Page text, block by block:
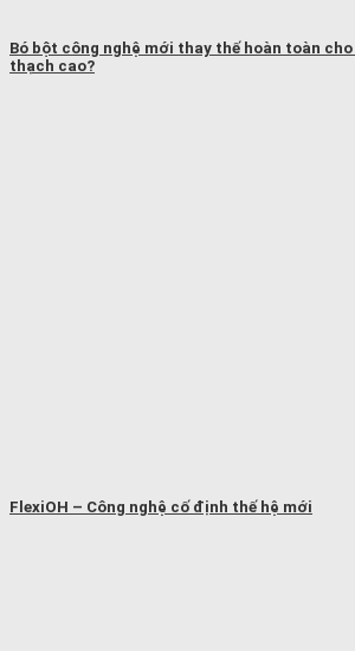
Bó bột công nghệ mới thay thế hoàn toàn
thạch cao?
FlexiOH – Công nghệ cố định thế hệ mới